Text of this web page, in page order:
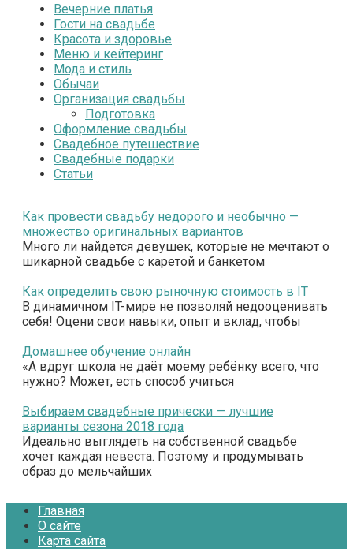
Вечерние платья
Гости на свадьбе
Красота и здоровье
Меню и кейтеринг
Мода и стиль
Обычаи
Организация свадьбы
Подготовка
Оформление свадьбы
Свадебное путешествие
Свадебные подарки
Статьи
Как провести свадьбу недорого и необычно —
множество оригинальных вариантов
Много ли найдется девушек, которые не мечтают о
шикарной свадьбе с каретой и банкетом
Как определить свою рыночную стоимость в IT
В динамичном IT-мире не позволяй недооценивать
себя! Оцени свои навыки, опыт и вклад, чтобы
Домашнее обучение онлайн
«А вдруг школа не даёт моему ребёнку всего, что
нужно? Может, есть способ учиться
Выбираем свадебные прически — лучшие
варианты сезона 2018 года
Идеально выглядеть на собственной свадьбе
хочет каждая невеста. Поэтому и продумывать
образ до мельчайших
Главная
О сайте
Карта сайта